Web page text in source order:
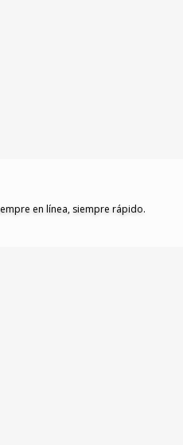
en línea, siempre rápido.